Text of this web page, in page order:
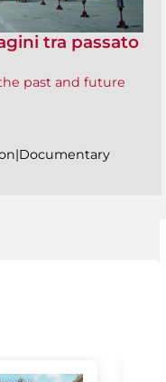
tra passato
past and future